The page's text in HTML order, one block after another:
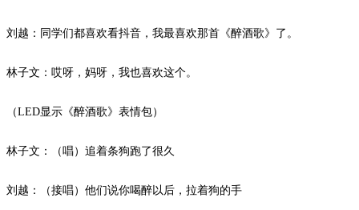
刘越：同学们都喜欢看抖音，我最喜欢那首《醉酒歌》了。
林子文：哎呀，妈呀，我也喜欢这个。
（LED显示《醉酒歌》表情包）
林子文：（唱）追着条狗跑了很久
刘越：（接唱）他们说你喝醉以后，拉着狗的手